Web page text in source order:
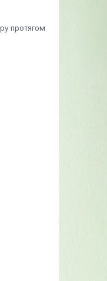
протягом